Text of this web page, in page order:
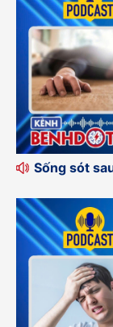
Sống sót